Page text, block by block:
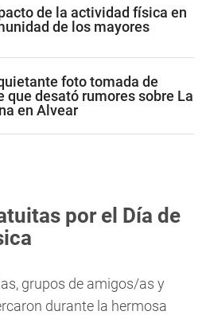
de la actividad física en
de los mayores
foto tomada de
que desató rumores sobre La
en Alvear
por el Día de
grupos de amigos/as y
durante la hermosa